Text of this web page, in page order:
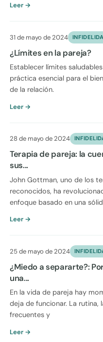
Leer →
31 de mayo de 2024
¿Límites en la pareja?
Establecer límites
práctica esencial para el
de la relación.
Leer →
28 de mayo de 2024
Terapia de pareja: la
sus...
John Gottman, uno de los
reconocidos, ha
enfoque basado en una
Leer →
25 de mayo de 2024
¿Miedo a separarte?:
una...
En la vida de pareja hay
deja de funcionar. La rutina,
frecuentes y
Leer →